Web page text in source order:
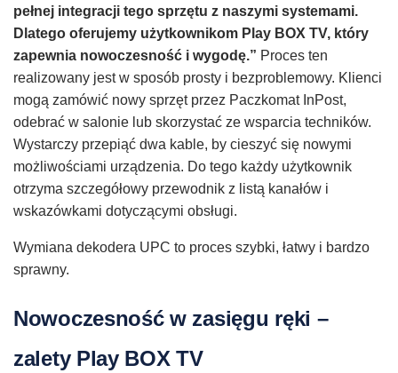
pełnej integracji tego sprzętu z naszymi systemami.
Dlatego oferujemy użytkownikom Play BOX TV, który
zapewnia nowoczesność i wygodę.” Proces ten
realizowany jest w sposób prosty i bezproblemowy. Klienci
mogą zamówić nowy sprzęt przez Paczkomat InPost,
odebrać w salonie lub skorzystać ze wsparcia techników.
Wystarczy przepiąć dwa kable, by cieszyć się nowymi
możliwościami urządzenia. Do tego każdy użytkownik
otrzyma szczegółowy przewodnik z listą kanałów i
wskazówkami dotyczącymi obsługi.
Wymiana dekodera UPC to proces szybki, łatwy i bardzo
sprawny.
Nowoczesność w zasięgu ręki –
zalety Play BOX TV